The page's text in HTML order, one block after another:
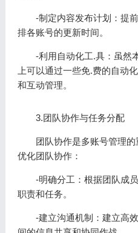
-制定内容发布计划：提前
排各账号的更新时间。
-利用自动化工.具：虽然
上可以通过一些免.费的自动
和互动管理。
3.团队协作与任务分配
团队协作是多账号管理的
优化团队协作：
-明确分工：根据团队成员
职责和任务。
-建立沟通机制：建立高效